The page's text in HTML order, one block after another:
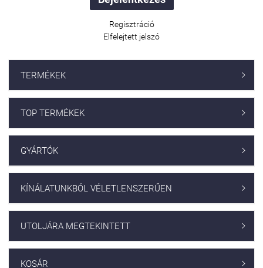
Regisztráció
Elfelejtett jelszó
TERMÉKEK 
TOP TERMÉKEK 
GYÁRTÓK 
KÍNÁLATUNKBÓL VÉLETLENSZERŰEN 
UTOLJÁRA MEGTEKINTETT 
KOSÁR 